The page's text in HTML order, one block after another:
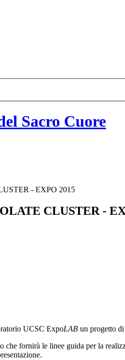
- EXPO 2015
CLUSTER -
UCSC ExpoLAB un progetto
che fornirà le linee guida per la